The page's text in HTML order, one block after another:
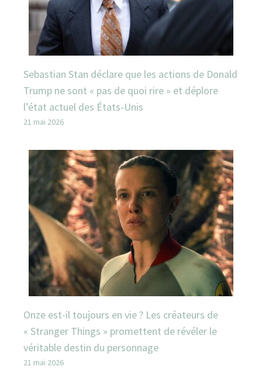
Sebastian Stan déclare que les actions de Donald
Trump ne sont « pas de quoi rire » et déplore
l’état actuel des États-Unis
21 mai 2026
Onze est-il toujours en vie ? Les créateurs de
« Stranger Things » promettent de révéler le
véritable destin du personnage
21 mai 2026